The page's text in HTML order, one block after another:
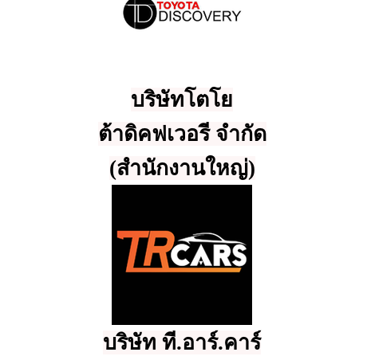
บริษัทโตโย
ต้าดิคฟเวอรี จำกัด
(สำนักงานใหญ่)
บริษัท ที.อาร์.คาร์